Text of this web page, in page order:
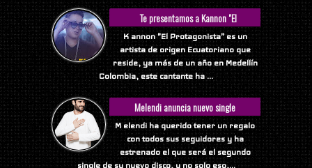
Te presentamos a Kannon "El
Protagonista"
K annon "El Protagonista" es un
artista de origen Ecuatoriano que
reside, ya más de un año en Medellín
Colombia, este cantante ha ...
Melendi anuncia nuevo single
M elendi ha querido tener un regalo
con todos sus seguidores y ha
estrenado el que será el segundo
single de su nuevo disco, y no solo eso,...